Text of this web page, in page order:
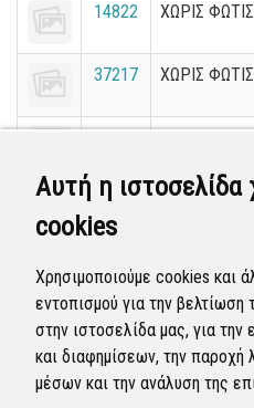
Αυτή η ιστοσελίδα
cookies
Χρησιμοποιούμε cookies και
εντοπισμού για την βελτίωση
στην ιστοσελίδα μας, για την
και διαφημίσεων, την παροχή
μέσων και την ανάλυση της
14822 ΧΩΡΙΣ
37217 ΧΩΡΙΣ
38750
ΧΩΡΙΣ
31907
ΧΩΡΙΣ
ΔΑΒΑΚΗ -
« 1 2 3 4 5 6